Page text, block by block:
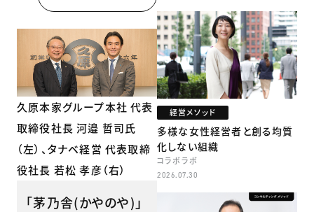
久原本家グループ本社 代表
取締役社長 河邉 哲司氏
（左）、タナベ経営 代表取締
役社長 若松 孝彦（右）
「茅乃舎(かやのや)」
経営メソッド
多様な女性経営者と創る均質
化しない組織
コラボラボ
2026.07.30